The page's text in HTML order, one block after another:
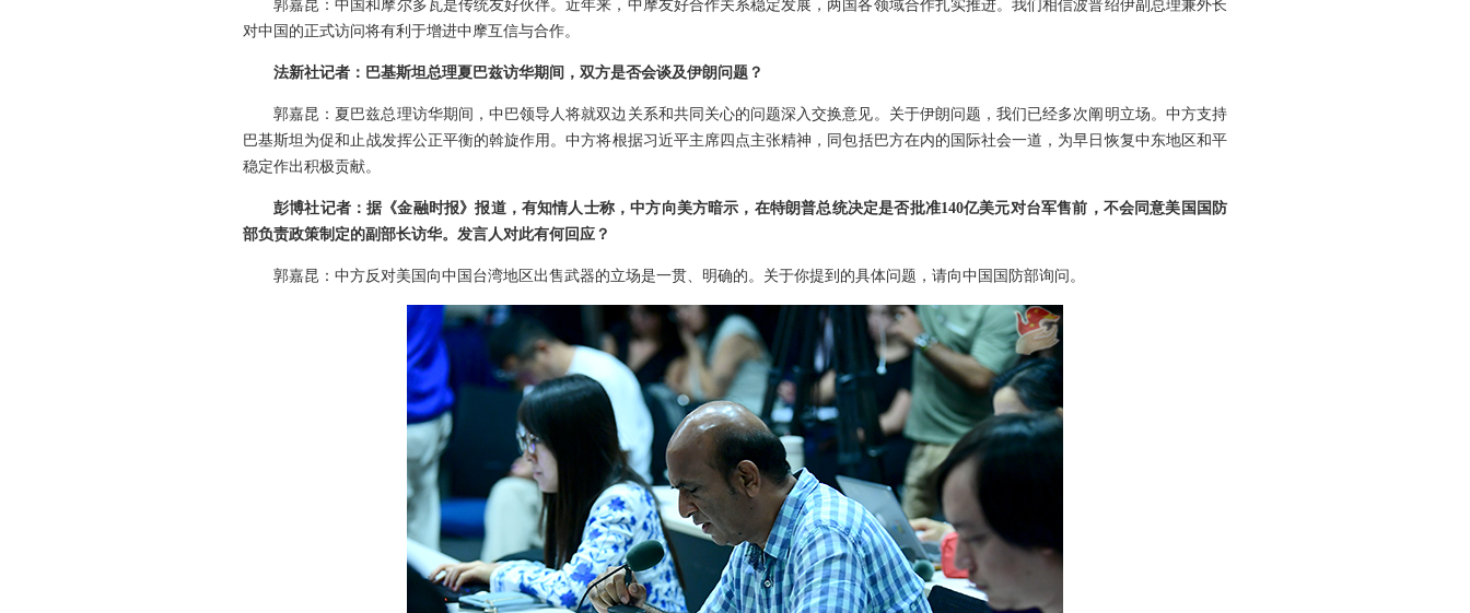
郭嘉昆：中国和摩尔多瓦是传统友好伙伴。近年来，中摩友好合作关系稳定发展，两国各领域合作扎实推进。我们相信波普绍伊副总理兼外长
对中国的正式访问将有利于增进中摩互信与合作。
法新社记者：巴基斯坦总理夏巴兹访华期间，双方是否会谈及伊朗问题？
郭嘉昆：夏巴兹总理访华期间，中巴领导人将就双边关系和共同关心的问题深入交换意见。关于伊朗问题，我们已经多次阐明立场。中方支持
巴基斯坦为促和止战发挥公正平衡的斡旋作用。中方将根据习近平主席四点主张精神，同包括巴方在内的国际社会一道，为早日恢复中东地区和平
稳定作出积极贡献。
彭博社记者：据《金融时报》报道，有知情人士称，中方向美方暗示，在特朗普总统决定是否批准140亿美元对台军售前，不会同意美国国防
部负责政策制定的副部长访华。发言人对此有何回应？
郭嘉昆：中方反对美国向中国台湾地区出售武器的立场是一贯、明确的。关于你提到的具体问题，请向中国国防部询问。